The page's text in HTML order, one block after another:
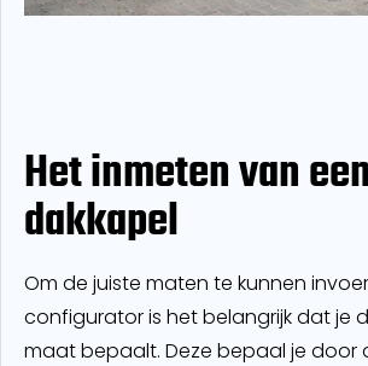
Het inmeten van een
dakkapel
Om de juiste maten te kunnen
configurator is het belangrijk dat je
maat bepaalt. Deze bepaal je